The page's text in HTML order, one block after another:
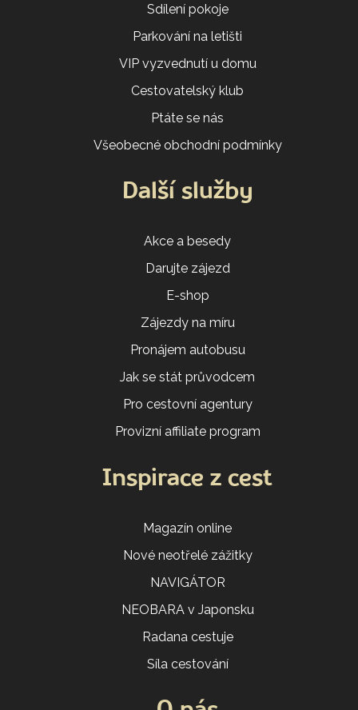
Sdílení pokoje
Parkování na letišti
VIP vyzvednutí u domu
Cestovatelský klub
Ptáte se nás
Všeobecné obchodní podmínky
Další služby
Akce a besedy
Darujte zájezd
E-shop
Zájezdy na míru
Pronájem autobusu
Jak se stát průvodcem
Pro cestovní agentury
Provizní affiliate program
Inspirace z cest
Magazín online
Nové neotřelé zážitky
NAVIGÁTOR
NEOBARA v Japonsku
Radana cestuje
Síla cestování